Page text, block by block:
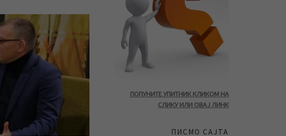
ПОПУНИТЕ УПИТНИК КЛИКОМ НА
СЛИКУ ИЛИ ОВАЈ ЛИНК
ПИСМО САЈТА